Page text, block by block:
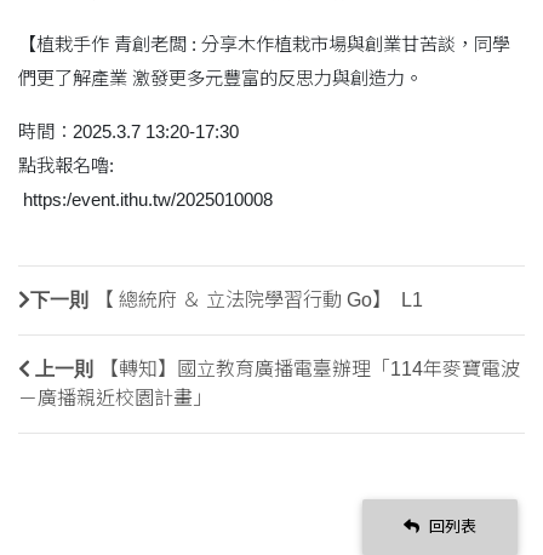
【植栽手作 青創老闆 : 分享木作植栽市場與創業甘苦談，同學
們更了解產業 激發更多元豐富的反思力與創造力。
時間：2025.3.7 13:20-17:30
點我報名嚕:
https:/event.ithu.tw/2025010008
下一則 【 總統府 ＆ 立法院學習行動 Go】 L1
上一則
【轉知】國立教育廣播電臺辦理「114年麥寶電波
－廣播親近校園計畫」
回列表